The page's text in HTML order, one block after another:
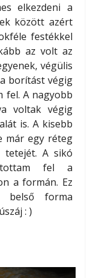
elkezdeni a
között azért
festékkel
az volt az
végülis
borítást végig
fel. A nagyobb
voltak végig
is. A kisebb
már egy réteg
A sikó
fel a
a formán. Ez
forma
: )